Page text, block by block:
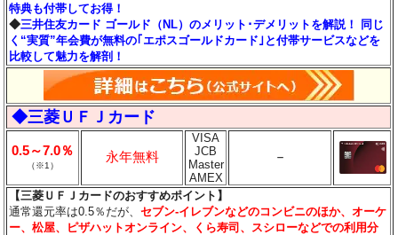
特典も付帯してお得！
◆三井住友カード ゴールド（NL）のメリット･デメリットを解説！ 同じ
く“実質”年会費が無料の｢エポスゴールドカード｣と付帯サービスなどを
比較して魅力を解剖！
◆三菱ＵＦＪカード
0.5～7.0％
（※1）
永年無料
VISA
JCB
Master
AMEX
－
【三菱ＵＦＪカードのおすすめポイント】
通常還元率は0.5％だが、セブン‐イレブンなどのコンビニのほか、オーケ
ー、松屋、ピザハットオンライン、くら寿司、スシローなどでの利用分